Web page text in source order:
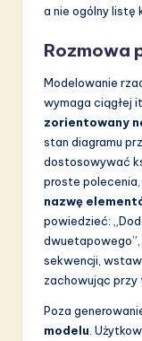
a nie ogólny listę
Rozmowa
Modelowanie
wymaga ciągłej
zorientowany
stan diagramu
dostosowywać
proste
nazwę
powiedzieć:
sekwencji,
zachowując przy
Poza
modelu .